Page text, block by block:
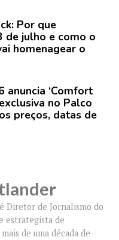
Por que
de julho e como o
homenagear o
anuncia ‘Comfort
no Palco
preços, datas de
Diretor de Jornalismo do
estrategista de
de uma década de